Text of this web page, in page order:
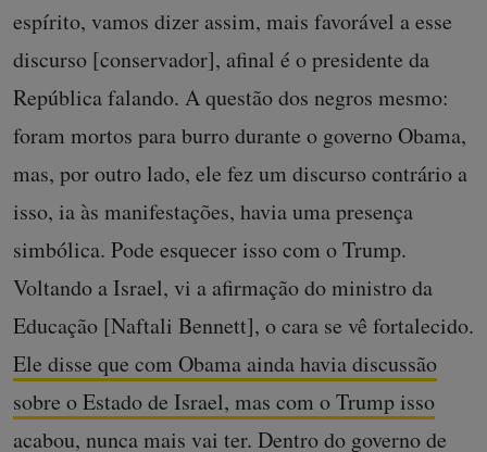
espírito, vamos dizer assim, mais favorável a esse
discurso [conservador], afinal é o presidente da
República falando. A questão dos negros mesmo:
foram mortos para burro durante o governo Obama,
mas, por outro lado, ele fez um discurso contrário a
isso, ia às manifestações, havia uma presença
simbólica. Pode esquecer isso com o Trump.
Voltando a Israel, vi a afirmação do ministro da
Educação [Naftali Bennett], o cara se vê fortalecido.
Ele disse que com Obama ainda havia discussão
sobre o Estado de Israel, mas com o Trump isso
acabou, nunca mais vai ter. Dentro do governo de